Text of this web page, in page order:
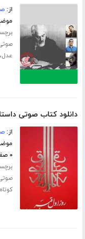
از:
عدل
دانلود کتاب صوتی
از:
۰ صفحه